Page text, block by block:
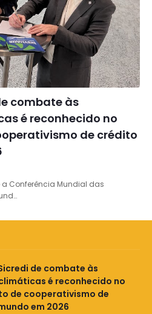
combate às
é reconhecido no
de crédito
Conferência Mundial das
de combate às
é reconhecido no
de cooperativismo de
em 2026